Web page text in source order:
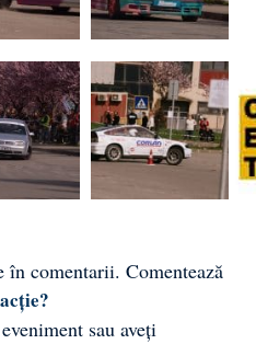
în comentarii. Comentează
sau aveți